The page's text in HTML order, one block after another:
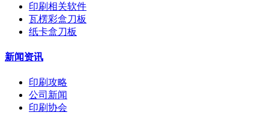
印刷相关软件
瓦楞彩盒刀板
纸卡盒刀板
新闻资讯
印刷攻略
公司新闻
印刷协会